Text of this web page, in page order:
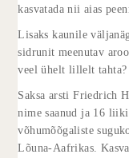
kasvatada nii aias
Lisaks kaunile
sidrunit meenutav
veel ühelt lillelt tahta?
Saksa arsti Friedrich
nime saanud ja 16
võhumõõgaliste
Lõuna-Aafrikas.